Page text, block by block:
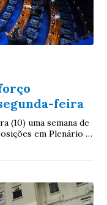
feira
(10) uma semana de
em Plenário e